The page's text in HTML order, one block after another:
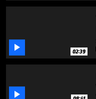
minutes,
 02:39
